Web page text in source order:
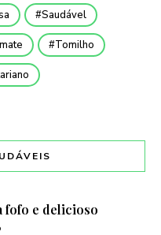
Saudável
Tomilho
fofo e delicioso